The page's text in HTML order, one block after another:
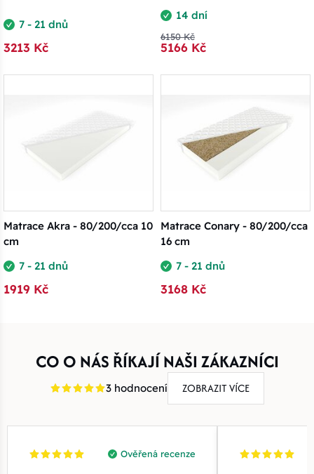
7 - 21 dnů
3213 Kč
14 dní
6150 Kč
5166 Kč
Matrace Akra - 80/200/cca 10
cm
7 - 21 dnů
1919 Kč
Matrace Conary - 80/200/cca
16 cm
7 - 21 dnů
3168 Kč
CO O NÁS ŘÍKAJÍ NAŠI ZÁKAZNÍCI
3 hodnocení ZOBRAZIT VÍCE
Ověřená recenze